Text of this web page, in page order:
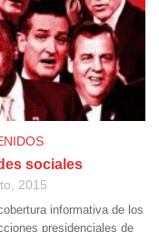
sociales
2015
informativa de los
presidenciales de